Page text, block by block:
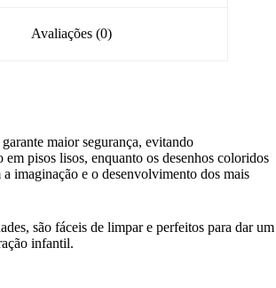
Avaliações (0)
maior segurança, evitando
em pisos lisos, enquanto os desenhos coloridos
imaginação e o desenvolvimento dos mais
são fáceis de limpar e perfeitos para dar um
infantil.